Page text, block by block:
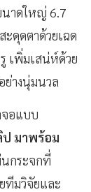
นาดใหญ่ 6.7
ะดุดตาด้วยเฉด
เพิ่มเสน่ห์ด้วย
างนุ่มนวล
อแบบ
ป มาพร้อม
กระจกที่
ทีมวิจัยและ